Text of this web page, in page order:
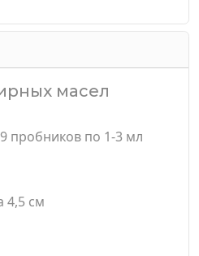
масел
пробников по 1-3 мл
4,5 см